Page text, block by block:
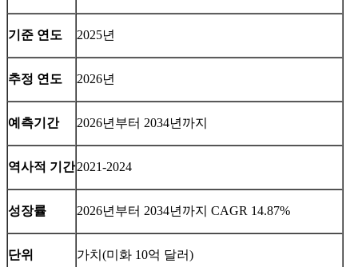
기준 연도 2025년
추정 연도 2026년
예측기간 2026년부터 2034년까지
역사적 기간2021-2024
성장률 2026년부터 2034년까지 CAGR 14.87%
단위 가치(미화 10억 달러)